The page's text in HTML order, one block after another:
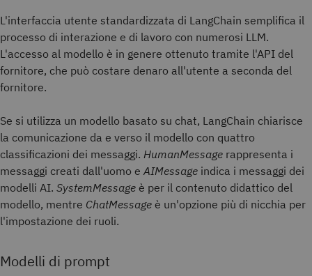
L'interfaccia utente standardizzata di LangChain semplifica il
processo di interazione e di lavoro con numerosi LLM.
L'accesso al modello è in genere ottenuto tramite l'API del
fornitore, che può costare denaro all'utente a seconda del
fornitore.
Se si utilizza un modello basato su chat, LangChain chiarisce
la comunicazione da e verso il modello con quattro
classificazioni dei messaggi. HumanMessage rappresenta i
messaggi creati dall'uomo e AIMessage indica i messaggi dei
modelli AI. SystemMessage è per il contenuto didattico del
modello, mentre ChatMessage è un'opzione più di nicchia per
l'impostazione dei ruoli.
Modelli di prompt